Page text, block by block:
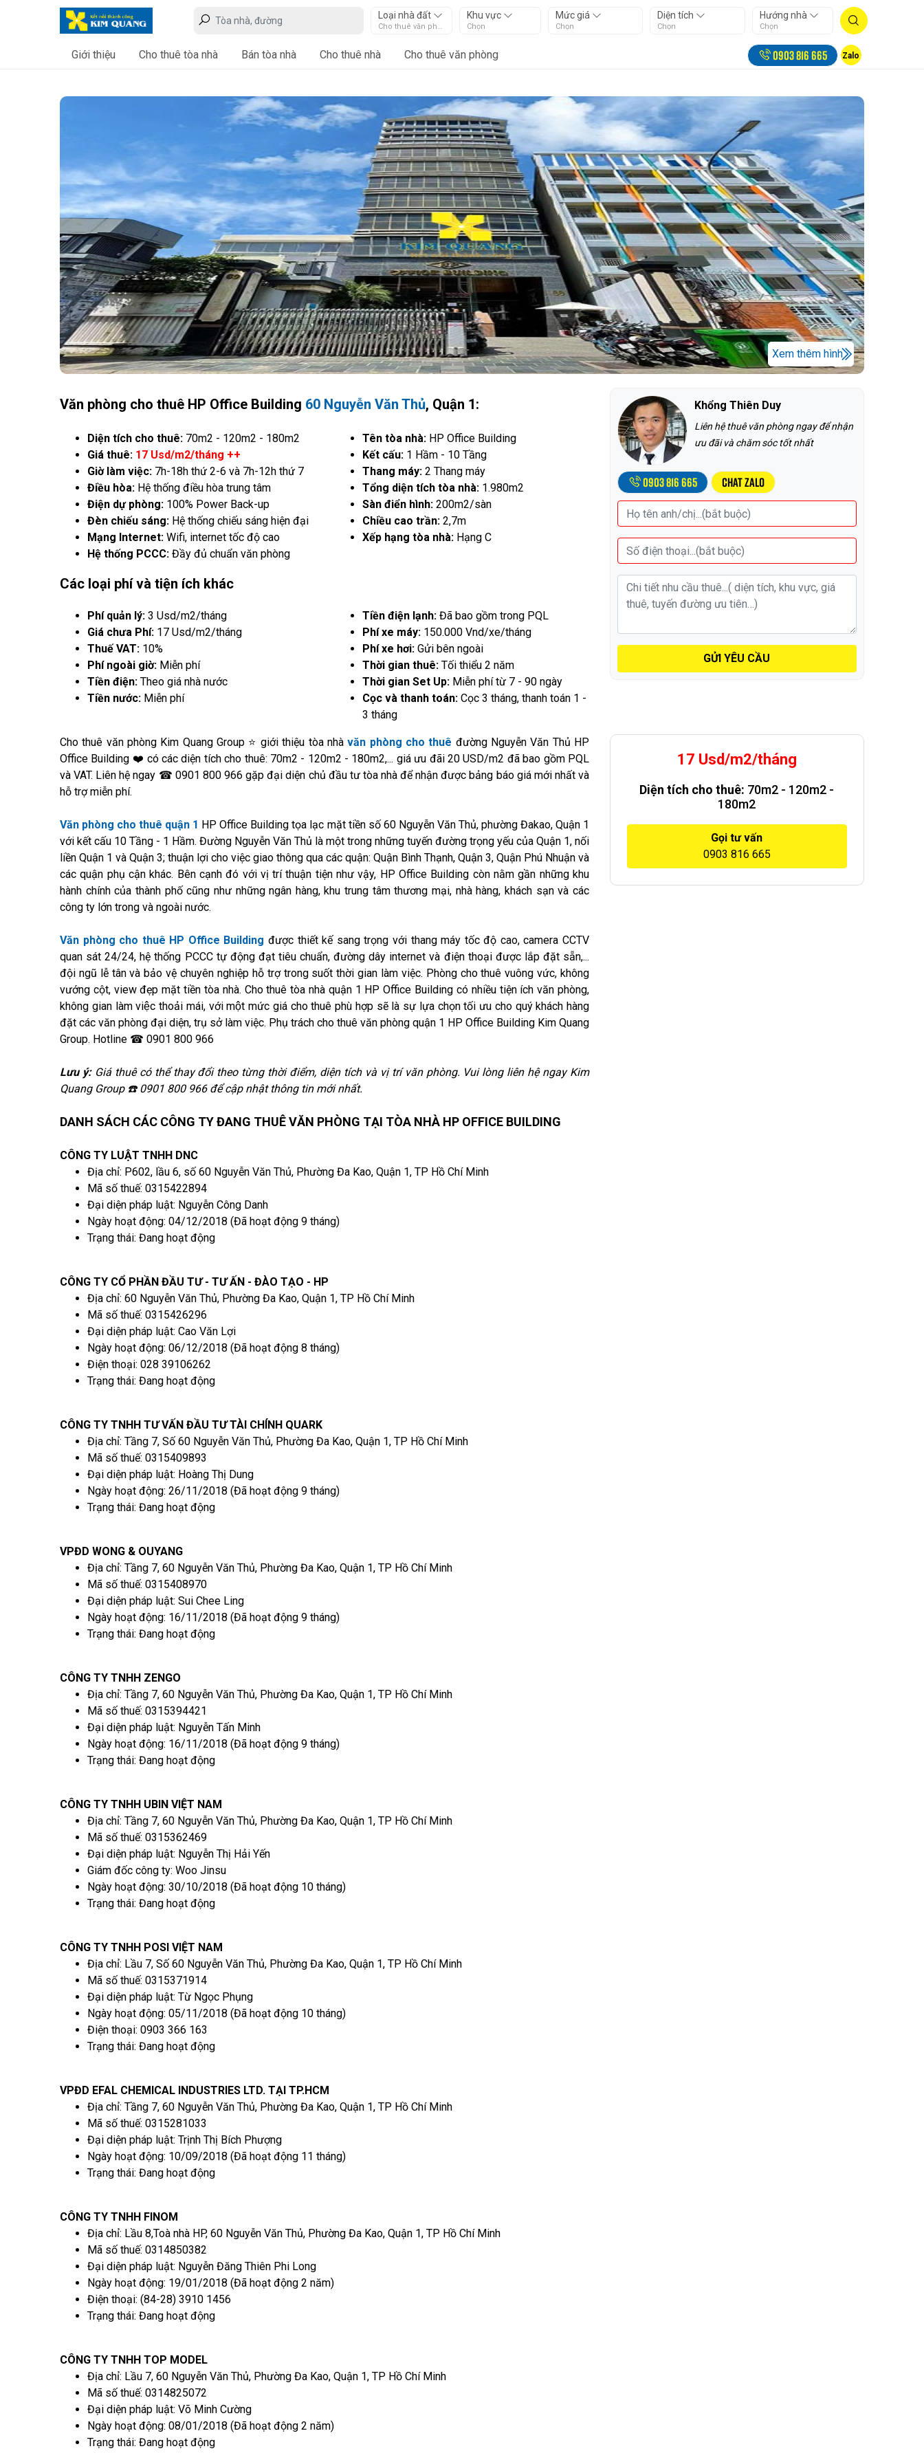
Loại nhà đất
Cho thuê văn phòng
Khu vực
Chọn
Mức giá
Chọn
Diện tích
Chọn
Hướng nhà
Chọn
Giới thiệu Cho thuê tòa nhà Bán tòa nhà Cho thuê nhà Cho thuê văn phòng 0903 816 665 Zalo
Xem thêm hình
Văn phòng cho thuê HP Office Building 60 Nguyễn Văn Thủ, Quận 1:
Diện tích cho thuê: 70m2 - 120m2 - 180m2
Giá thuê: 17 Usd/m2/tháng ++
Giờ làm việc: 7h-18h thứ 2-6 và 7h-12h thứ 7
Điều hòa: Hệ thống điều hòa trung tâm
Điện dự phòng: 100% Power Back-up
Đèn chiếu sáng: Hệ thống chiếu sáng hiện đại
Mạng Internet: Wifi, internet tốc độ cao
Hệ thống PCCC: Đầy đủ chuẩn văn phòng
Tên tòa nhà: HP Office Building
Kết cấu: 1 Hầm - 10 Tầng
Thang máy: 2 Thang máy
Tổng diện tích tòa nhà: 1.980m2
Sàn điển hình: 200m2/sàn
Chiều cao trần: 2,7m
Xếp hạng tòa nhà: Hạng C
Các loại phí và tiện ích khác
Phí quản lý: 3 Usd/m2/tháng
Giá chưa Phí: 17 Usd/m2/tháng
Thuế VAT: 10%
Phí ngoài giờ: Miễn phí
Tiền điện: Theo giá nhà nước
Tiền nước: Miễn phí
Tiền điện lạnh: Đã bao gồm trong PQL
Phí xe máy: 150.000 Vnd/xe/tháng
Phí xe hơi: Gửi bên ngoài
Thời gian thuê: Tối thiểu 2 năm
Thời gian Set Up: Miễn phí từ 7 - 90 ngày
Cọc và thanh toán: Cọc 3 tháng, thanh toán 1 -
3 tháng
Khổng Thiên Duy
Liên hệ thuê văn phòng ngay để nhận
ưu đãi và chăm sóc tốt nhất
0903 816 665 Chat Zalo
GỬI YÊU CẦU
Cho thuê văn phòng Kim Quang Group ⭐ giới thiệu tòa nhàvăn phòng cho thuê đường Nguyễn Văn Thủ HP
Office Building ❤️ có các diện tích cho thuê: 70m2 - 120m2 - 180m2,... giá ưu đãi 20 USD/m2 đã bao gồm PQL
và VAT. Liên hệ ngay ☎ 0901 800 966 gặp đại diện chủ đầu tư tòa nhà để nhận được bảng báo giá mới nhất và
hỗ trợ miễn phí.
Văn phòng cho thuê quận 1 HP Office Building tọa lạc mặt tiền số 60 Nguyễn Văn Thủ, phường Đakao, Quận 1
với kết cấu 10 Tầng - 1 Hầm. Đường Nguyễn Văn Thủ là một trong những tuyến đường trọng yếu của Quận 1, nối
liền Quận 1 và Quận 3; thuận lợi cho việc giao thông qua các quận: Quận Bình Thạnh, Quận 3, Quận Phú Nhuận và
các quận phụ cận khác. Bên cạnh đó với vị trí thuận tiện như vậy, HP Office Building còn nằm gần những khu
hành chính của thành phố cũng như những ngân hàng, khu trung tâm thương mại, nhà hàng, khách sạn và các
công ty lớn trong và ngoài nước.
Văn phòng cho thuê HP Office Building được thiết kế sang trọng với thang máy tốc độ cao, camera CCTV
quan sát 24/24, hệ thống PCCC tự động đạt tiêu chuẩn, đường dây internet và điện thoại được lắp đặt sẵn,...
đội ngũ lễ tân và bảo vệ chuyên nghiệp hỗ trợ trong suốt thời gian làm việc. Phòng cho thuê vuông vức, không
vướng cột, view đẹp mặt tiền tòa nhà. Cho thuê tòa nhà quận 1 HP Office Building có nhiều tiện ích văn phòng,
không gian làm việc thoải mái, với một mức giá cho thuê phù hợp sẽ là sự lựa chọn tối ưu cho quý khách hàng
đặt các văn phòng đại diện, trụ sở làm việc. Phụ trách cho thuê văn phòng quận 1 HP Office Building Kim Quang
Group. Hotline ☎ 0901 800 966
Lưu ý:Giá thuê có thể thay đổi theo từng thời điểm, diện tích và vị trí văn phòng. Vui lòng liên hệ ngay Kim
Quang Group ☎️ 0901 800 966 để cập nhật thông tin mới nhất.
DANH SÁCH CÁC CÔNG TY ĐANG THUÊ VĂN PHÒNG TẠI TÒA NHÀ HP OFFICE BUILDING
CÔNG TY LUẬT TNHH DNC
Địa chỉ: P602, lầu 6, số 60 Nguyễn Văn Thủ, Phường Đa Kao, Quận 1, TP Hồ Chí Minh
Mã số thuế: 0315422894
Đại diện pháp luật: Nguyễn Công Danh
Ngày hoạt động: 04/12/2018 (Đã hoạt động 9 tháng)
Trạng thái: Đang hoạt động
CÔNG TY CỔ PHẦN ĐẦU TƯ - TƯ ẤN - ĐÀO TẠO - HP
Địa chỉ: 60 Nguyễn Văn Thủ, Phường Đa Kao, Quận 1, TP Hồ Chí Minh
Mã số thuế: 0315426296
Đại diện pháp luật: Cao Văn Lợi
Ngày hoạt động: 06/12/2018 (Đã hoạt động 8 tháng)
Điện thoại: 028 39106262
Trạng thái: Đang hoạt động
CÔNG TY TNHH TƯ VẤN ĐẦU TƯ TÀI CHÍNH QUARK
Địa chỉ: Tầng 7, Số 60 Nguyễn Văn Thủ, Phường Đa Kao, Quận 1, TP Hồ Chí Minh
Mã số thuế: 0315409893
Đại diện pháp luật: Hoàng Thị Dung
Ngày hoạt động: 26/11/2018 (Đã hoạt động 9 tháng)
Trạng thái: Đang hoạt động
VPĐD WONG & OUYANG
Địa chỉ: Tầng 7, 60 Nguyễn Văn Thủ, Phường Đa Kao, Quận 1, TP Hồ Chí Minh
Mã số thuế: 0315408970
Đại diện pháp luật: Sui Chee Ling
Ngày hoạt động: 16/11/2018 (Đã hoạt động 9 tháng)
Trạng thái: Đang hoạt động
CÔNG TY TNHH ZENGO
Địa chỉ: Tầng 7, 60 Nguyễn Văn Thủ, Phường Đa Kao, Quận 1, TP Hồ Chí Minh
Mã số thuế: 0315394421
Đại diện pháp luật: Nguyễn Tấn Minh
Ngày hoạt động: 16/11/2018 (Đã hoạt động 9 tháng)
Trạng thái: Đang hoạt động
CÔNG TY TNHH UBIN VIỆT NAM
Địa chỉ: Tầng 7, 60 Nguyễn Văn Thủ, Phường Đa Kao, Quận 1, TP Hồ Chí Minh
Mã số thuế: 0315362469
Đại diện pháp luật: Nguyễn Thị Hải Yến
Giám đốc công ty: Woo Jinsu
Ngày hoạt động: 30/10/2018 (Đã hoạt động 10 tháng)
Trạng thái: Đang hoạt động
CÔNG TY TNHH POSI VIỆT NAM
Địa chỉ: Lầu 7, Số 60 Nguyễn Văn Thủ, Phường Đa Kao, Quận 1, TP Hồ Chí Minh
Mã số thuế: 0315371914
Đại diện pháp luật: Từ Ngọc Phụng
Ngày hoạt động: 05/11/2018 (Đã hoạt động 10 tháng)
Điện thoại: 0903 366 163
Trạng thái: Đang hoạt động
VPĐD EFAL CHEMICAL INDUSTRIES LTD. TẠI TP.HCM
Địa chỉ: Tầng 7, 60 Nguyễn Văn Thủ, Phường Đa Kao, Quận 1, TP Hồ Chí Minh
Mã số thuế: 0315281033
Đại diện pháp luật: Trịnh Thị Bích Phượng
Ngày hoạt động: 10/09/2018 (Đã hoạt động 11 tháng)
Trạng thái: Đang hoạt động
CÔNG TY TNHH FINOM
Địa chỉ: Lầu 8,Toà nhà HP, 60 Nguyễn Văn Thủ, Phường Đa Kao, Quận 1, TP Hồ Chí Minh
Mã số thuế: 0314850382
Đại diện pháp luật: Nguyễn Đăng Thiên Phi Long
Ngày hoạt động: 19/01/2018 (Đã hoạt động 2 năm)
Điện thoại: (84-28) 3910 1456
Trạng thái: Đang hoạt động
CÔNG TY TNHH TOP MODEL
Địa chỉ: Lầu 7, 60 Nguyễn Văn Thủ, Phường Đa Kao, Quận 1, TP Hồ Chí Minh
Mã số thuế: 0314825072
Đại diện pháp luật: Võ Minh Cường
Ngày hoạt động: 08/01/2018 (Đã hoạt động 2 năm)
Trạng thái: Đang hoạt động
17 Usd/m2/tháng
Diện tích cho thuê: 70m2 - 120m2 -
180m2
Gọi tư vấn
0903 816 665